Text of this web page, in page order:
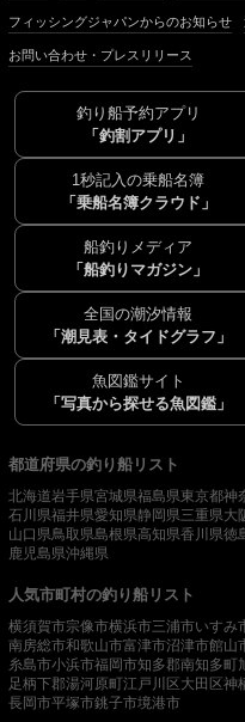
フィッシングジャパンからのお知らせ
お問い合わせ・プレスリリース
釣り船予約アプリ
「釣割アプリ」
1秒記入の乗船名簿
「乗船名簿クラウド」
船釣りメディア
「船釣りマガジン」
全国の潮汐情報
「潮見表・タイドグラフ」
魚図鑑サイト
「写真から探せる魚図鑑」
都道府県の釣り船リスト
北海道岩手県宮城県福島県東京都神
石川県福井県愛知県静岡県三重県大
山口県鳥取県島根県高知県香川県徳
鹿児島県沖縄県
人気市町村の釣り船リスト
横須賀市宗像市横浜市三浦市いすみ
南房総市和歌山市富津市沼津市館山
糸島市小浜市福岡市知多郡南知多町
足柄下郡湯河原町江戸川区 大田区神
長岡市平塚市銚子市境港市